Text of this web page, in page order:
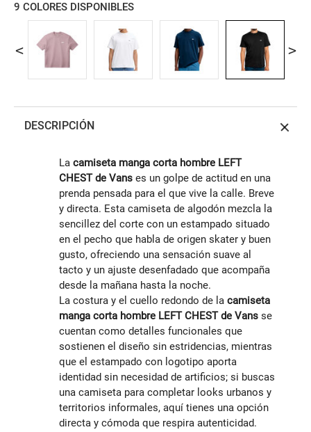
9 COLORES DISPONIBLES
DESCRIPCIÓN
La camiseta manga corta hombre LEFT
CHEST de Vans es un golpe de actitud en una
prenda pensada para el que vive la calle. Breve
y directa. Esta camiseta de algodón mezcla la
sencillez del corte con un estampado situado
en el pecho que habla de origen skater y buen
gusto, ofreciendo una sensación suave al
tacto y un ajuste desenfadado que acompaña
desde la mañana hasta la noche.
La costura y el cuello redondo de la camiseta
manga corta hombre LEFT CHEST de Vans se
cuentan como detalles funcionales que
sostienen el diseño sin estridencias, mientras
que el estampado con logotipo aporta
identidad sin necesidad de artificios; si buscas
una camiseta para completar looks urbanos y
territorios informales, aquí tienes una opción
directa y cómoda que respira autenticidad.